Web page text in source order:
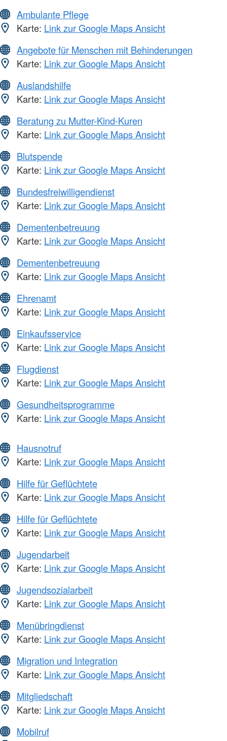
Ambulante Pflege
Karte: Link zur Google Maps Ansicht
Angebote für Menschen mit Behinderungen
Karte: Link zur Google Maps Ansicht
Auslandshilfe
Karte: Link zur Google Maps Ansicht
Beratung zu Mutter-Kind-Kuren
Karte: Link zur Google Maps Ansicht
Blutspende
Karte: Link zur Google Maps Ansicht
Bundesfreiwilligendienst
Karte: Link zur Google Maps Ansicht
Dementenbetreuung
Karte: Link zur Google Maps Ansicht
Dementenbetreuung
Karte: Link zur Google Maps Ansicht
Ehrenamt
Karte: Link zur Google Maps Ansicht
Einkaufsservice
Karte: Link zur Google Maps Ansicht
Flugdienst
Karte: Link zur Google Maps Ansicht
Gesundheitsprogramme
Karte: Link zur Google Maps Ansicht
Hausnotruf
Karte: Link zur Google Maps Ansicht
Hilfe für Geflüchtete
Karte: Link zur Google Maps Ansicht
Hilfe für Geflüchtete
Karte: Link zur Google Maps Ansicht
Jugendarbeit
Karte: Link zur Google Maps Ansicht
Jugendsozialarbeit
Karte: Link zur Google Maps Ansicht
Menübringdienst
Karte: Link zur Google Maps Ansicht
Migration und Integration
Karte: Link zur Google Maps Ansicht
Mitgliedschaft
Karte: Link zur Google Maps Ansicht
Mobilruf